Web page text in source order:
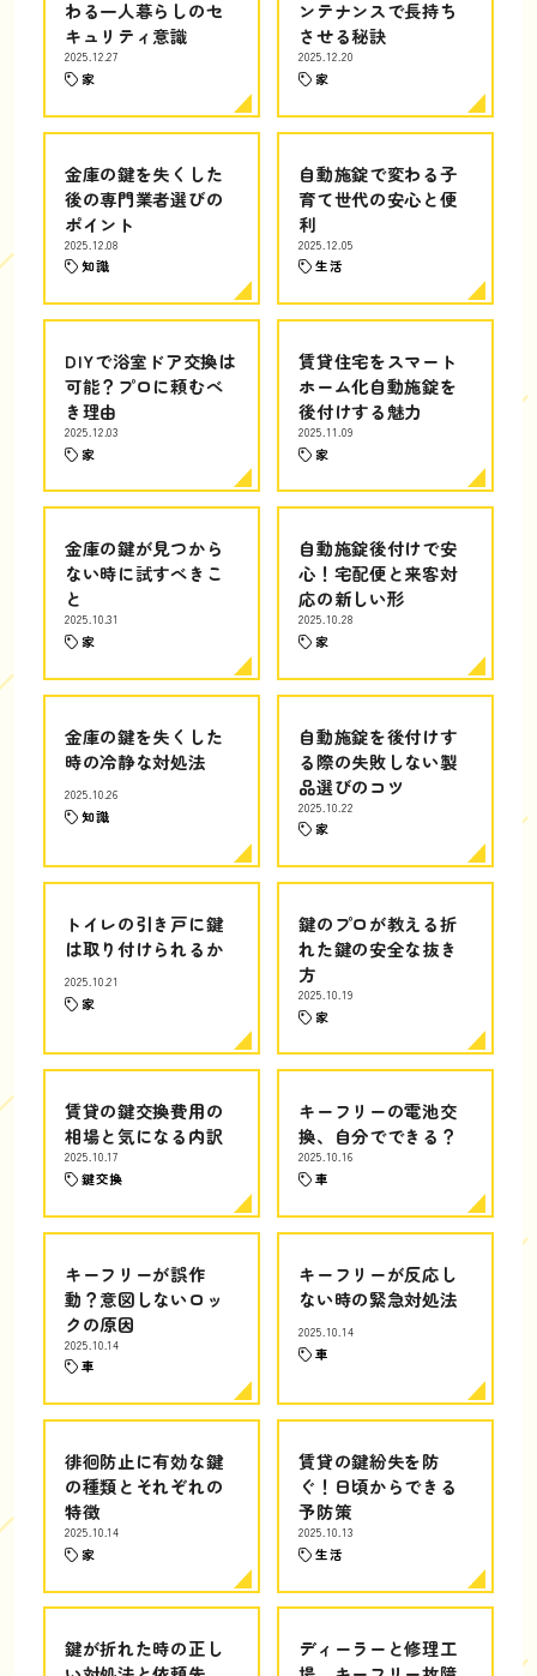
わる一人暮らしのセ
キュリティ意識
2025.12.27
家
ンテナンスで長持ち
させる秘訣
2025.12.20
家
金庫の鍵を失くした
後の専門業者選びの
ポイント
2025.12.08
知識
自動施錠で変わる子
育て世代の安心と便
利
2025.12.05
生活
DIYで浴室ドア交換は
可能？プロに頼むべ
き理由
2025.12.03
家
賃貸住宅をスマート
ホーム化自動施錠を
後付けする魅力
2025.11.09
家
金庫の鍵が見つから
ない時に試すべきこ
と
2025.10.31
家
自動施錠後付けで安
心！宅配便と来客対
応の新しい形
2025.10.28
家
金庫の鍵を失くした
時の冷静な対処法
2025.10.26
知識
自動施錠を後付けす
る際の失敗しない製
品選びのコツ
2025.10.22
家
トイレの引き戸に鍵
は取り付けられるか
2025.10.21
家
鍵のプロが教える折
れた鍵の安全な抜き
方
2025.10.19
家
賃貸の鍵交換費用の
相場と気になる内訳
2025.10.17
鍵交換
キーフリーの電池交
換、自分でできる？
2025.10.16
車
キーフリーが誤作
動？意図しないロッ
クの原因
2025.10.14
車
キーフリーが反応し
ない時の緊急対処法
2025.10.14
車
徘徊防止に有効な鍵
の種類とそれぞれの
特徴
2025.10.14
家
賃貸の鍵紛失を防
ぐ！日頃からできる
予防策
2025.10.13
生活
鍵が折れた時の正し
ディーラーと修理工